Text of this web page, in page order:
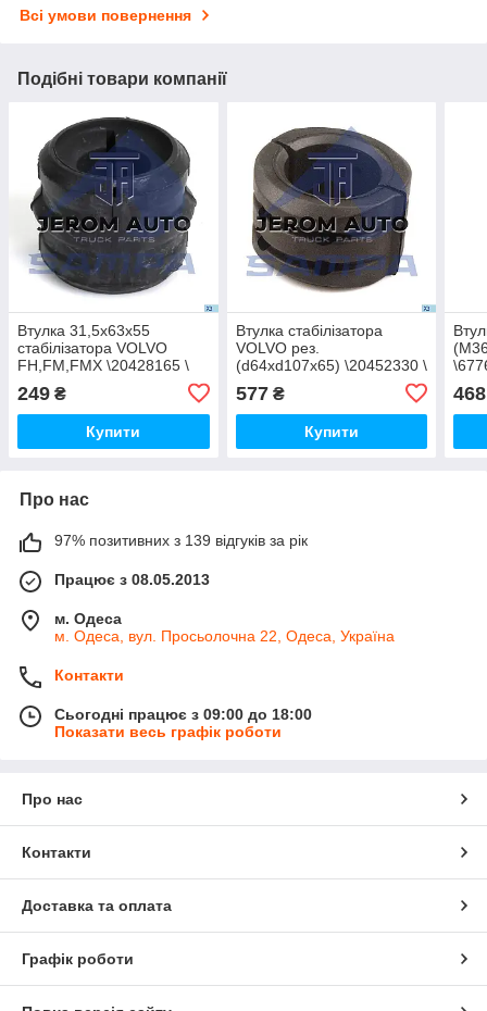
Всі умови повернення
Подібні товари компанії
Втулка 31,5x63x55
стабілізатора VOLVO
FH,FM,FMX \20428165 \
249 ₴
Купити
Втулка стабілізатора
VOLVO рез.
(d64xd107x65) \20452330 \
577₴
Купити
468
Про нас
97% позитивних з 139 відгуків за рік
Працює з 08.05.2013
м. Одеса
м. Одеса, вул. Просьолочна 22, Одеса, Україна
Контакти
Сьогодні працює з 09:00 до 18:00
Показати весь графік роботи
Про нас
Контакти
Доставка та оплата
Графік роботи